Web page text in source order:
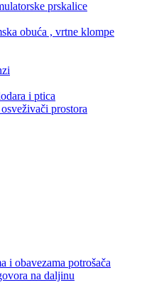
prskalice
obuća , vrtne klompe
i ptica
prostora
i obavezama potrošača
na daljinu